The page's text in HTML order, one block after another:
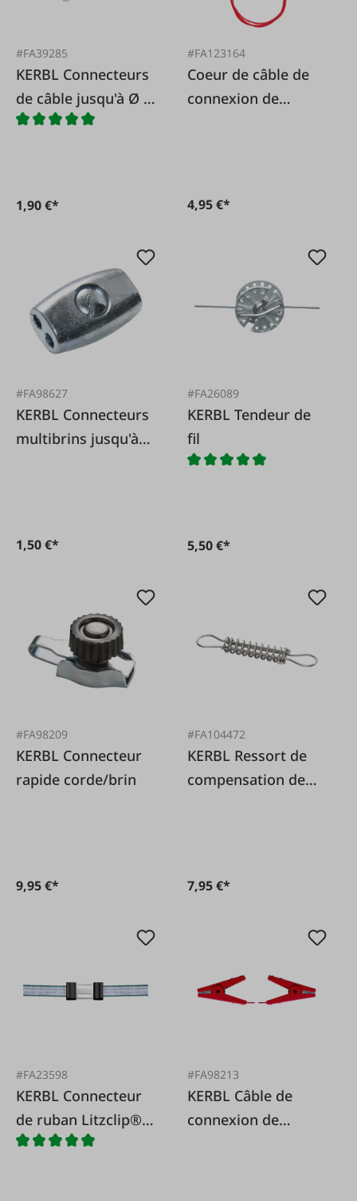
#FA39285
KERBL Connecteurs
de câble jusqu'à Ø 6
mm, galvanisés
1,90 €*
#FA123164
Coeur de câble de
connexion de
4,95 €*
#FA98627
KERBL Connecteurs
multibrins jusqu'à
1,50 €*
#FA26089
KERBL Tendeur de
fil
5,50 €*
#FA98209
KERBL Connecteur
rapide corde/brin
9,95 €*
#FA104472
KERBL Ressort de
compensation de
7,95 €*
#FA23598
KERBL Connecteur
de ruban Litzclip®,
20 mm, 5 pièces.
#FA98213
KERBL Câble de
connexion de